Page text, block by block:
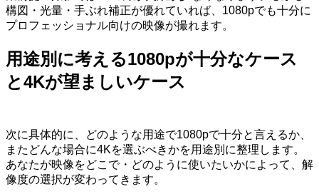
構図・光量・手ぶれ補正が優れていれば、1080pでも十分に
プロフェッショナル向けの映像が撮れます。
用途別に考える1080pが十分なケース
と4Kが望ましいケース
次に具体的に、どのような用途で1080pで十分と言えるか、
またどんな場合に4Kを選ぶべきかを用途別に整理します。
あなたが映像をどこで・どのように使いたいかによって、解
像度の選択が変わってきます。